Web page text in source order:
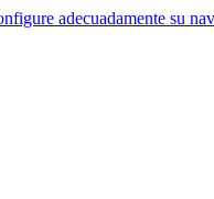
adecuadamente su